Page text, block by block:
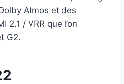
Atmos et des
2.1 / VRR que l’on
G2.